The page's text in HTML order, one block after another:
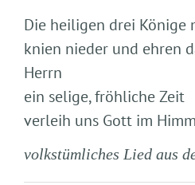
Die heiligen drei Könige
knien nieder und ehren
Herrn
ein selige, fröhliche Zeit
verleih uns Gott im
volkstümliches Lied aus